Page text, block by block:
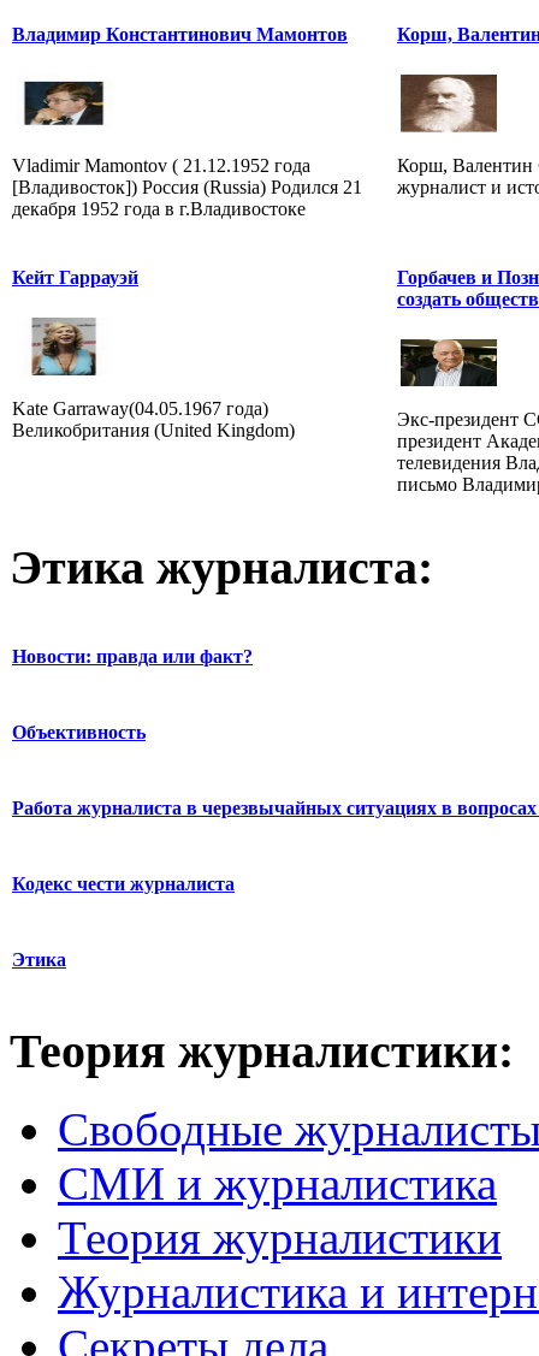
Владимир Константинович Мамонтов
Vladimir Mamontov ( 21.12.1952 года
[Владивосток]) Россия (Russia) Родился 21
декабря 1952 года в г.Владивостоке
Корш,
Корш, Валентин
журналист и
Кейт Гаррауэй
Kate Garraway(04.05.1967 года)
Великобритания (United Kingdom)
Горбачев и
создать
Экс-президент
президент
телевидения
письмо
Этика журналиста:
Новости: правда или факт?
Объективность
Работа журналиста в черезвычайных ситуациях в вопросах
Кодекс чести журналиста
Этика
Теория журналистики:
Свободные
СМИ и журналистика
Теория журналистики
Журналистика и
Секреты дела